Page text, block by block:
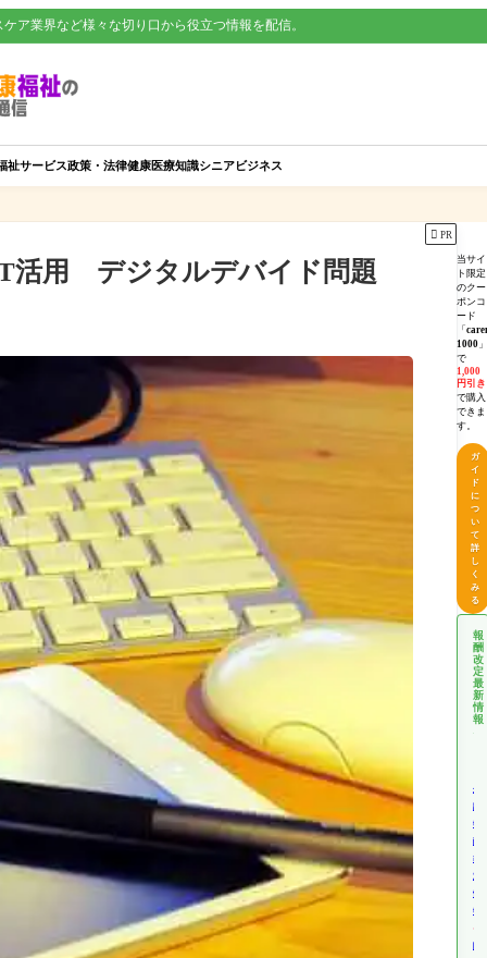
ア業界など様々な切り口から役立つ情報を配信。
祉サービス政策・法律健康医療知識シニアビジネス
 PR
活用 デジタルデバイド問題
当サイ
ト限定
のクー
ポンコ
ード
「
1000 」
で
1,000
円引き
で購入
できま
す。
ガ
イ
ド
に
つ
い
て
詳
し
く
み
る
報
酬
改
定
最
新
情
報
介
護
報
酬
改
定
情
報